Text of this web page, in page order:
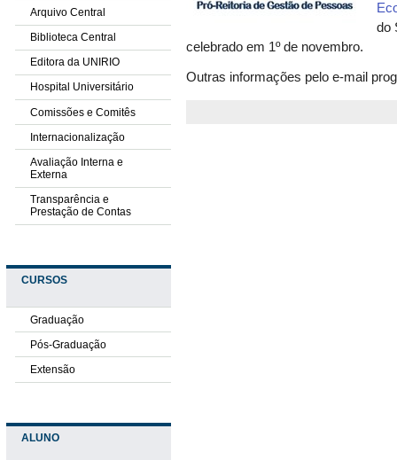
Arquivo Central
Biblioteca Central
Editora da UNIRIO
Hospital Universitário
Comissões e Comitês
Internacionalização
Avaliação Interna e
Externa
Transparência e
Prestação de Contas
CURSOS
Graduação
Pós-Graduação
Extensão
ALUNO
do
celebrado em 1º de novembro.
Outras informações pelo e-mail